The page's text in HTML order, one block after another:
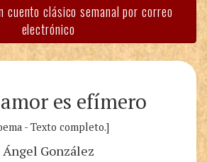
cuento clásico semanal por correo
electrónico
es efímero
- Texto completo.]
Ángel González